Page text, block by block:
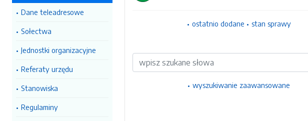
Dane teleadresowe
Sołectwa
Jednostki organizacyjne
Referaty urzędu
Stanowiska
Regulaminy
ostatnio dodane stan sprawy
Wyszukiwarka
wyszukiwanie zaawansowane